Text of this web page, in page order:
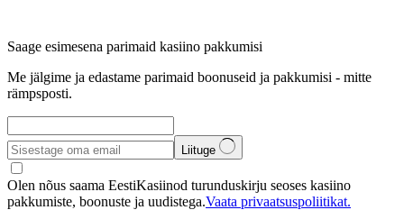
Saage esimesena parimaid kasiino pakkumisi
Me jälgime ja edastame parimaid boonuseid ja pakkumisi - mitte
rämpsposti.
Liituge
Olen nõus saama EestiKasiinod turunduskirju seoses kasiino
pakkumiste, boonuste ja uudistega.Vaata privaatsuspoliitikat.